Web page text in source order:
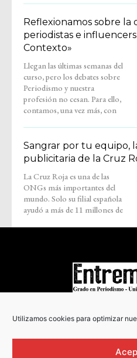
Utilizamos cookies para optimizar
Reflexionamos sobre
periodistas e
Contexto»
Llegan las últimas semanas del
curso, pero los debates sobre
Periodismo y nuestra
profesión no cesan. Para ello,
contamos, una vez más, con
nuestro propio podcast de
#Entremedios. Laura Jiménez,
Adriana Pérez, Gisela de Mur
Sangrar por tu equipo,
publicitaria de la Cruz
La Cruz Roja es una de las
ONGs más importantes del
mundo. Solo su filial española
ayudó a más de 11 millones de
personas en el mundo, pero
en 2023 tuvo problemas para
cumplir sus objetivos en